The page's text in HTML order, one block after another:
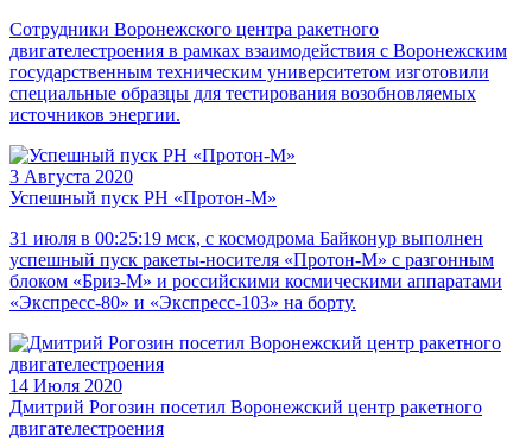
Сотрудники Воронежского центра ракетного
двигателестроения в рамках взаимодействия с Воронежским
государственным техническим университетом изготовили
специальные образцы для тестирования возобновляемых
источников энергии.
3 Августа 2020
Успешный пуск РН «Протон-М»
31 июля в 00:25:19 мск, с космодрома Байконур выполнен
успешный пуск ракеты-носителя «Протон-М» с разгонным
блоком «Бриз-М» и российскими космическими аппаратами
«Экспресс-80» и «Экспресс-103» на борту.
14 Июля 2020
Дмитрий Рогозин посетил Воронежский центр ракетного
двигателестроения